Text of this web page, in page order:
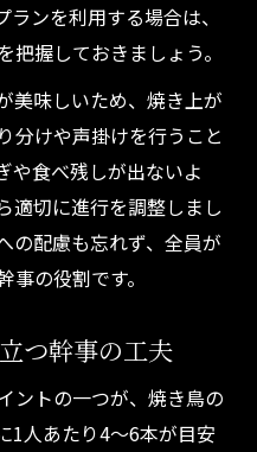
ンを利用する場合は、
握しておきましょう。
美味しいため、焼き上が
分けや声掛けを行うこと
や食べ残しが出ないよ
適切に進行を調整しまし
の配慮も忘れず、全員が
の役割です。
つ幹事の工夫
ントの一つが、焼き鳥の
1人あたり4～6本が目安